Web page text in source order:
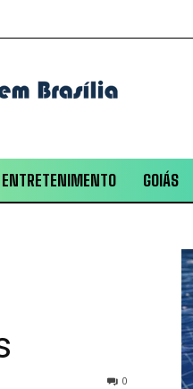
ENTRETENIMENTO GOIÁS
0